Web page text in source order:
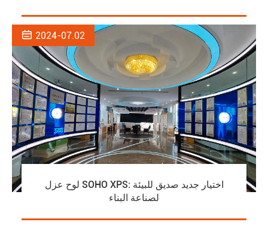
 2024-07.02
لوح عزل SOHO XPS: اختيار جديد صديق للبيئة
لصناعة البناء